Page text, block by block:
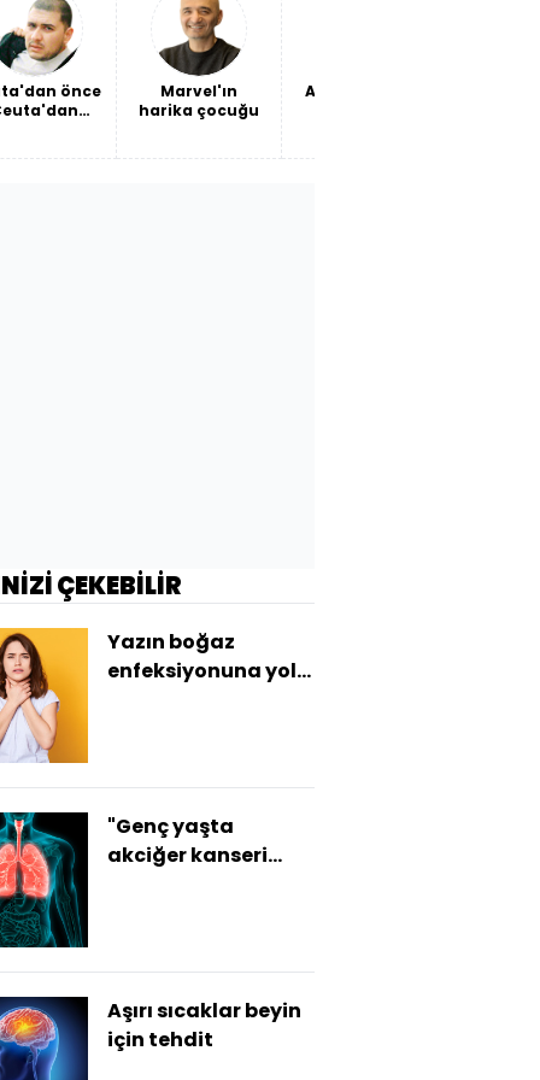
önce
Marvel'ın
harika çocuğu
Ağa Camii'nin
ÇEKEBİLİR
Yazın boğaz
enfeksiyonuna yol
"Genç yaşta
akciğer kanseri
Aşırı sıcaklar beyin
için tehdit